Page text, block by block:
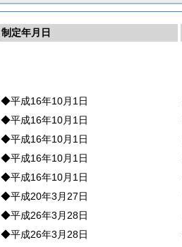
制定年月日
◆平成16年10月1日
◆平成16年10月1日
◆平成16年10月1日
◆平成16年10月1日
◆平成16年10月1日
◆平成20年3月27日
◆平成26年3月28日
◆平成26年3月28日